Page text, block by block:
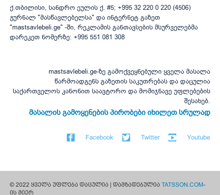
ქ.თბილისი, სანდრო ეულის ქ. #5; +995 32 220 0 220 (4506)
ჟურნალ "მასწავლებელსა" და ინტერნეტ გაზეთ
"mastsavlebeli.ge" -ში, რეკლამის განთავსების მსურველებმა
დარეკეთ ნომერზე: +995 551 081 308
mastsavlebeli.ge-ზე გამოქვეყნებული ყველა მასალა
წარმოადგენს გაზეთის საკუთრებას და დაცულია
საქართველოს კანონით საავტორო და მომიჯნავე უფლებების
შესახებ.
მასალის გამოყენების პირობები იხილეთ სრულად
Facebook Twitter Youtube
© 2022 ყველა უფლება დაცულია | დამზადებულია TATSSON.COM-
ის მიერ